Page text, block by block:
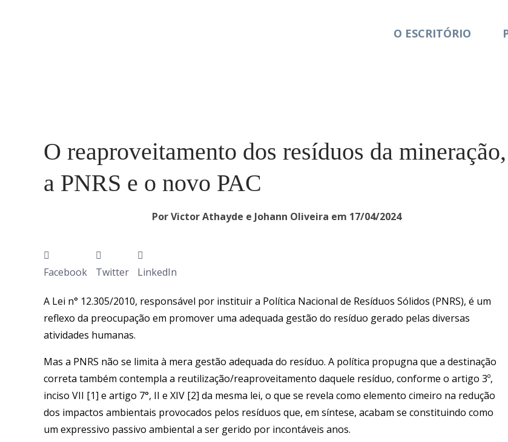
O ESCRITÓRIO
O reaproveitamento dos resíduos da mineração,
a PNRS e o novo PAC
Por Victor Athayde e Johann Oliveira em 17/04/2024
Facebook Twitter LinkedIn
A Lei n° 12.305/2010, responsável por instituir a Política Nacional de Resíduos Sólidos (PNRS), é um
reflexo da preocupação em promover uma adequada gestão do resíduo gerado pelas diversas
atividades humanas.
Mas a PNRS não se limita à mera gestão adequada do resíduo. A política propugna que a destinação
correta também contempla a reutilização/reaproveitamento daquele resíduo, conforme o artigo 3º,
inciso VII [1] e artigo 7°, II e XIV [2] da mesma lei, o que se revela como elemento cimeiro na redução
dos impactos ambientais provocados pelos resíduos que, em síntese, acabam se constituindo como
um expressivo passivo ambiental a ser gerido por incontáveis anos.